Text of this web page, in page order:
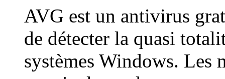
AVG est un antivirus
de détecter la quasi
systèmes Windows. Les